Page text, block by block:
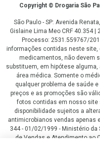
CopyrightCopyright © Drogaria São
São Paulo - SP: Avenida
Gislaine Lima Meo CRF 40.354
Processo: 2531.559767/
informações contidas neste site,
medicamentos, não devem
substituem, em hipótese
área médica. Somente o
qualquer problema de saúde
preços e as promoções são
fotos contidas em nosso site
disponibilidade sujeitos a
antimicrobianos vendas apenas
344 - 01/02/1999 - Ministério da
de Vendas e Atendimento ao